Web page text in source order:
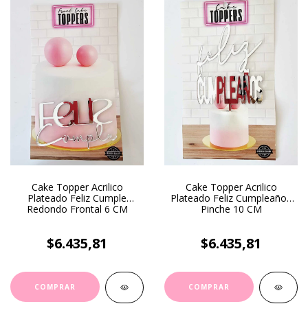
Cake Topper Acrilico
Plateado Feliz Cumple
Redondo Frontal 6 CM
$6.435,81
Cake Topper Acrilico
Plateado Feliz Cumpleaños
Pinche 10 CM
$6.435,81